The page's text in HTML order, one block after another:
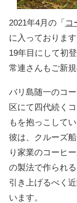
2021年4月の「 コ
に入っております
19年目にして初登
常連さんもご新
バリ島随一のコ
区にて四代続く
もを抱っこしてい
彼は、クルーズ
り家業のコーヒ
の製法で作られ
引き上げるべく
います。